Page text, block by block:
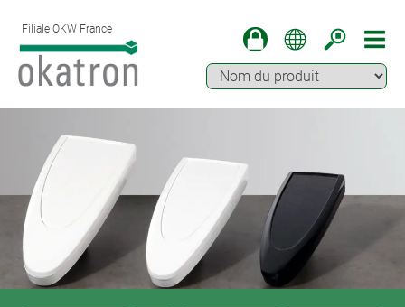
Filiale OKW France